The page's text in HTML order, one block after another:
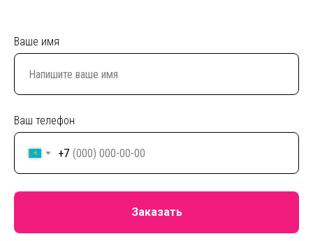
Ваше имя
Ваш телефон
+7
Заказать